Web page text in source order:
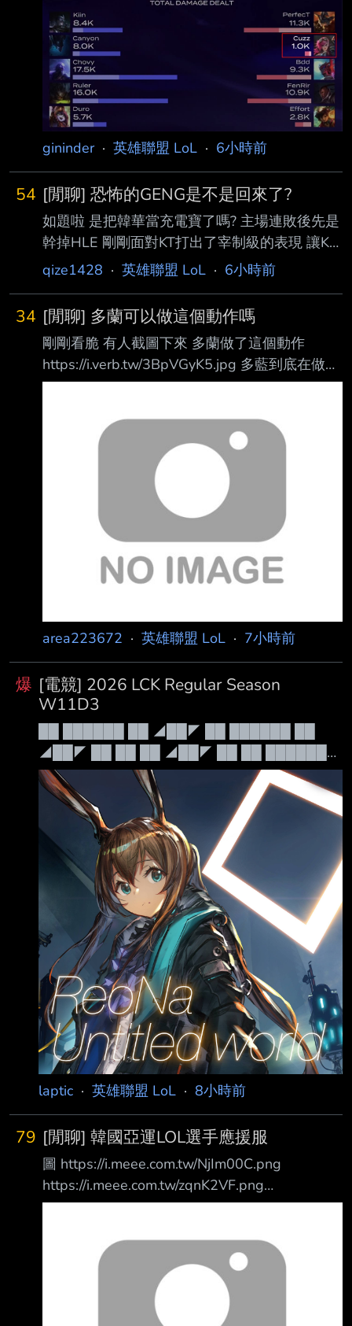
gininder· 英雄聯盟 LoL · 6小時前
54 [閒聊] 恐怖的GENG是不是回來了?
如題啦 是把韓華當充電寶了嗎? 主場連敗後先是
幹掉HLE 剛剛面對KT打出了宰制級的表現 讓KT
1龍0塔0人頭 恐怖的聯賽王者GENG是不是回來
qize1428 · 英雄聯盟 LoL · 6小時前
34 [閒聊] 多蘭可以做這個動作嗎
剛剛看脆 有人截圖下來 多蘭做了這個動作
https://i.verb.tw/3BpVGyK5.jpg 多藍到底在做什
麼啊 好可怕啊 --
area223672 · 英雄聯盟 LoL · 7小時前
爆 [電競] 2026 LCK Regular Season
W11D3
██ ██████ ██ ◢██◤ ██ ██████ ██
◢██◤ ██ ██ ██ ◢██◤ ██ ██ ██████◤
██ ██ ██████◣ ██ ██ ██ ◥██◣
██████ ██████ ██ ◥██◣ 例行賽
██████ ██████ ██ ◥██◣ Leave Your
Mark 禁茂凱 Patch 26.15 本日賽程： 16:00 傳
奇 KT vs GEN 18:00 崛起 BFX vs BRO 轉播連結
韓語 https://www.sooplive.co.kr/sta
laptic · 英雄聯盟 LoL · 8小時前
79 [閒聊] 韓國亞運LOL選手應援服
圖 https://i.meee.com.tw/NjIm00C.png
https://i.meee.com.tw/zqnK2VF.png
https://i.meee.com.tw/lxytkud.png
https://i.meee.com.tw/pXt4uMm.png
https://i.meee.com.tw/okr076s.png
https://i.meee.com.tw/leRdSgq.png